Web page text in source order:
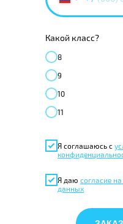
Какой класс?
8
9
10
11
Я соглашаюсь с
Я даю согласие
данных